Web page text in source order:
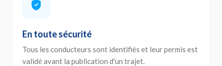
En toute sécurité
Tous les conducteurs sont identifiés et leur permis est
validé avant la publication d'un trajet.